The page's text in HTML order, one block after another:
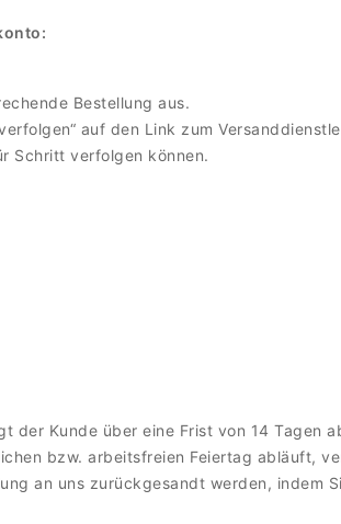
Bestellung aus.
auf den Link zum
Schritt verfolgen können.
Kunde über eine Frist von 14 Tagen
bzw. arbeitsfreien Feiertag abläuft,
an uns zurückgesandt werden, indem